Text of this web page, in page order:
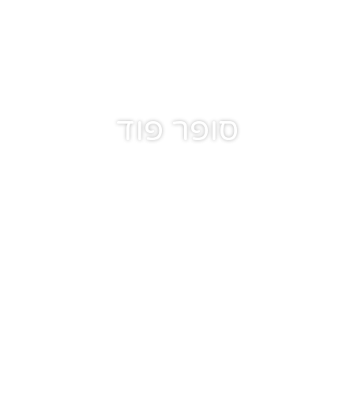
סופר פוד